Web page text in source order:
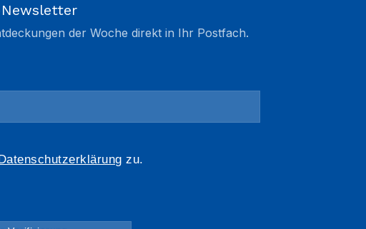
der Woche direkt in Ihr Postfach.